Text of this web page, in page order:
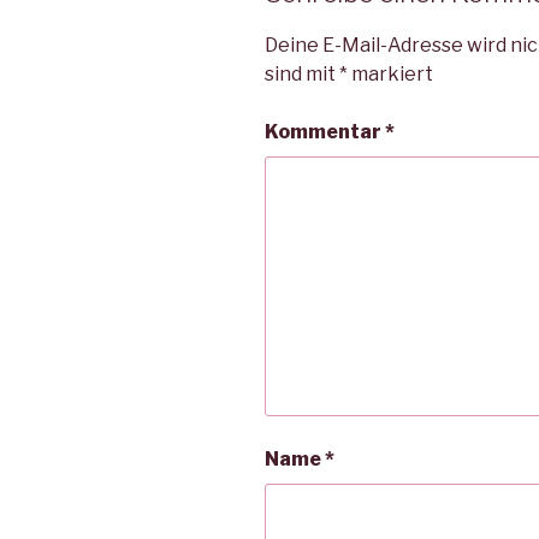
Deine E-Mail-Adresse wird
sind mit * markiert
Kommentar *
Name*